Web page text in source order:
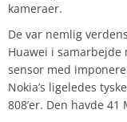
kameraer.
De var nemlig
Huawei i samarbejde
sensor med
Nokia’s ligeledes
808’er. Den havde 41